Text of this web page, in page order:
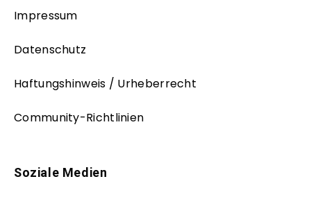
Impressum
Datenschutz
Haftungshinweis / Urheberrecht
Community-Richtlinien
Soziale Medien